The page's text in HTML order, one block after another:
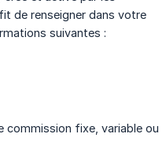
de renseigner dans votre
suivantes :
commission fixe, variable ou